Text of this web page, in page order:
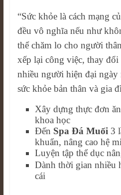
“Sức khỏe là cách mạng
đều vô nghĩa nếu như
thể chăm lo cho người
xếp lại công việc, thay đổi
nhiều người hiện đại ngày
sức khỏe bản thân và gia
Xây dựng thực đơn
khoa học
Đến Spa Đá Muối 3
khuẩn, nâng cao hệ
Luyện tập thể dục
Dành thời gian nhiều
cái